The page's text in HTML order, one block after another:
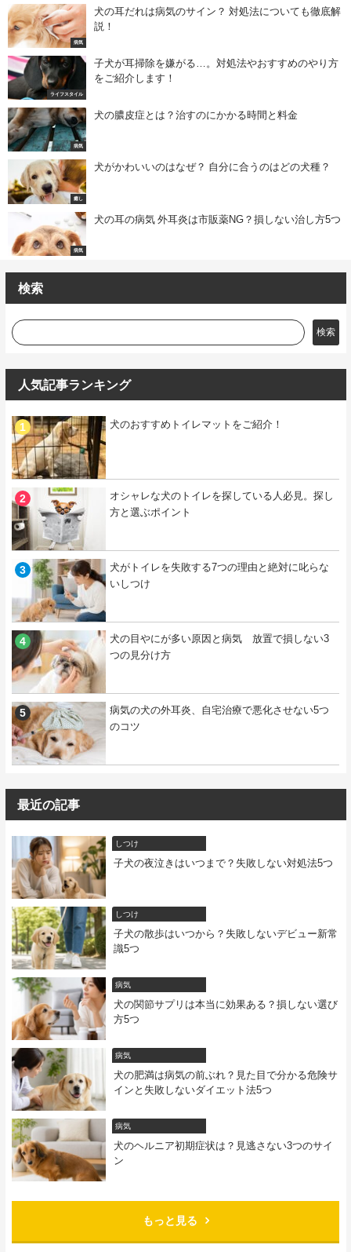
病気
犬の耳だれは病気のサイン？ 対処法についても徹底解
説！
ライフスタイル
子犬が耳掃除を嫌がる…。対処法やおすすめのやり方
をご紹介します！
病気
犬の膿皮症とは？治すのにかかる時間と料金
癒し
犬がかわいいのはなぜ？ 自分に合うのはどの犬種？
病気
犬の耳の病気 外耳炎は市販薬NG？損しない治し方5つ
検索
検索
人気記事ランキング
犬のおすすめトイレマットをご紹介！
オシャレな犬のトイレを探している人必見。探し
方と選ぶポイント
犬がトイレを失敗する7つの理由と絶対に叱らな
いしつけ
犬の目やにが多い原因と病気 放置で損しない3
つの見分け方
病気の犬の外耳炎、自宅治療で悪化させない5つ
のコツ
最近の記事
しつけ
子犬の夜泣きはいつまで？失敗しない対処法5つ
しつけ
子犬の散歩はいつから？失敗しないデビュー新常
識5つ
病気
犬の関節サプリは本当に効果ある？損しない選び
方5つ
病気
犬の肥満は病気の前ぶれ？見た目で分かる危険サ
インと失敗しないダイエット法5つ
病気
犬のヘルニア初期症状は？見逃さない3つのサイ
ン
もっと見る